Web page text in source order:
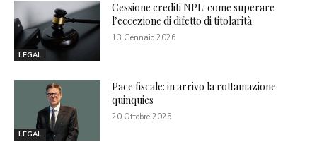
LEGAL
Cessione crediti NPL: come superare
l’eccezione di difetto di titolarità
13 Gennaio 2026
LEGAL
Pace fiscale: in arrivo la rottamazione
quinquies
20 Ottobre 2025